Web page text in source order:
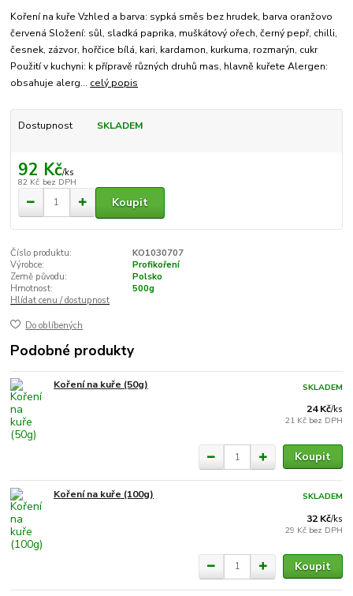
Koření na kuře Vzhled a barva: sypká směs bez hrudek, barva oranžovo
červená Složení: sůl, sladká paprika, muškátový ořech, černý pepř, chilli,
česnek, zázvor, hořčice bílá, kari, kardamon, kurkuma, rozmarýn, cukr
Použití v kuchyni: k přípravě různých druhů mas, hlavně kuřete Alergen:
obsahuje alerg... celý popis
Dostupnost SKLADEM
92 Kč/ks
82 Kč bez DPH
Koupit
Číslo produktu:
KO1030707
Výrobce:
Profikoření
Země původu:
Polsko
Hmotnost:
500g
Hlídat cenu / dostupnost
Do oblíbených
Podobné produkty
Koření na kuře (50g)
24 Kč/ks
21 Kč bez DPH
SKLADEM
Koupit
Koření na kuře (100g)
32 Kč/ks
29 Kč bez DPH
SKLADEM
Koupit